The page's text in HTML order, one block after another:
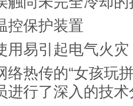
控保护装置
用易引起电气火灾
络热传的“女孩玩
进行了深入的技